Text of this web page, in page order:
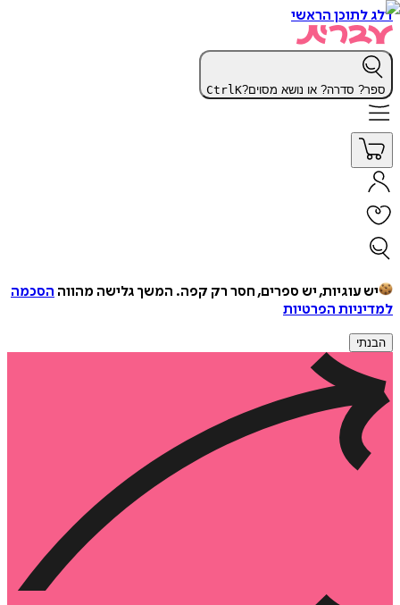
דלג לתוכן הראשי
ספר? סדרה? או נושא מסוים? CtrlK
יש עוגיות, יש ספרים, חסר רק קפה. המשך גלישה מהווה הסכמה
למדיניות הפרטיות
הבנתי